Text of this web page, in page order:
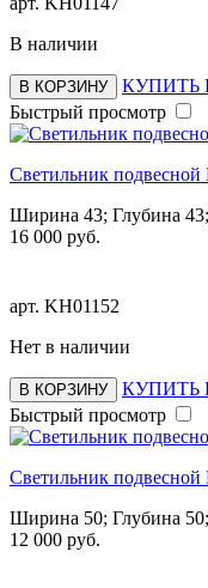
В наличии
В КОРЗИНУ
КУПИТЬ
Быстрый просмотр
Светильник подвесной
Ширина 43; Глубина
16 000 руб.
арт. KH01152
Нет в наличии
В КОРЗИНУ
КУПИТЬ
Быстрый просмотр
Светильник подвесной
Ширина 50; Глубина
12 000 руб.